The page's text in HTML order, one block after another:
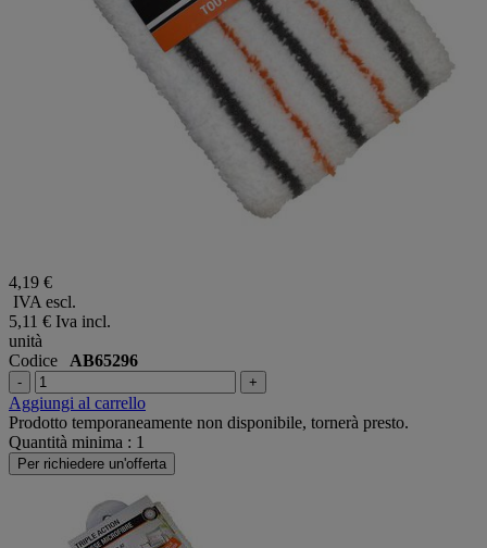
4,19 €
IVA escl.
5,11 € Iva incl.
unità
Codice AB65296
- +
Aggiungi al carrello
Prodotto temporaneamente non disponibile, tornerà presto.
Quantità minima : 1
Per richiedere un'offerta